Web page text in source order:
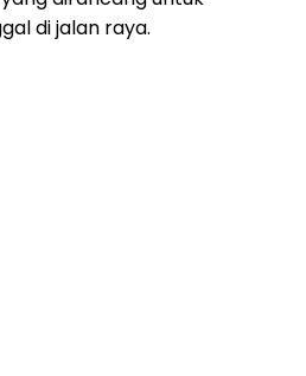
di jalan raya.